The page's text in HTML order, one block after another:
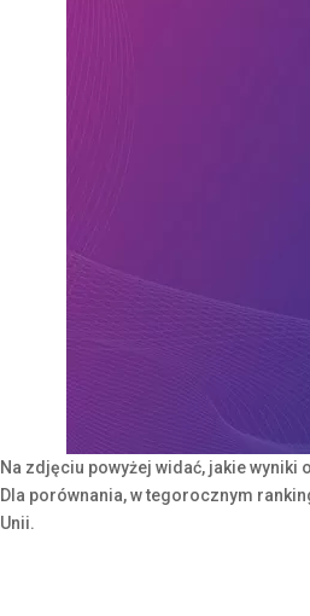
Na zdjęciu powyżej widać, jakie wyniki
Dla porównania, w tegorocznym
Unii.